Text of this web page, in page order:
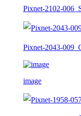
Pixnet-2102-
Pixnet-2043-
image